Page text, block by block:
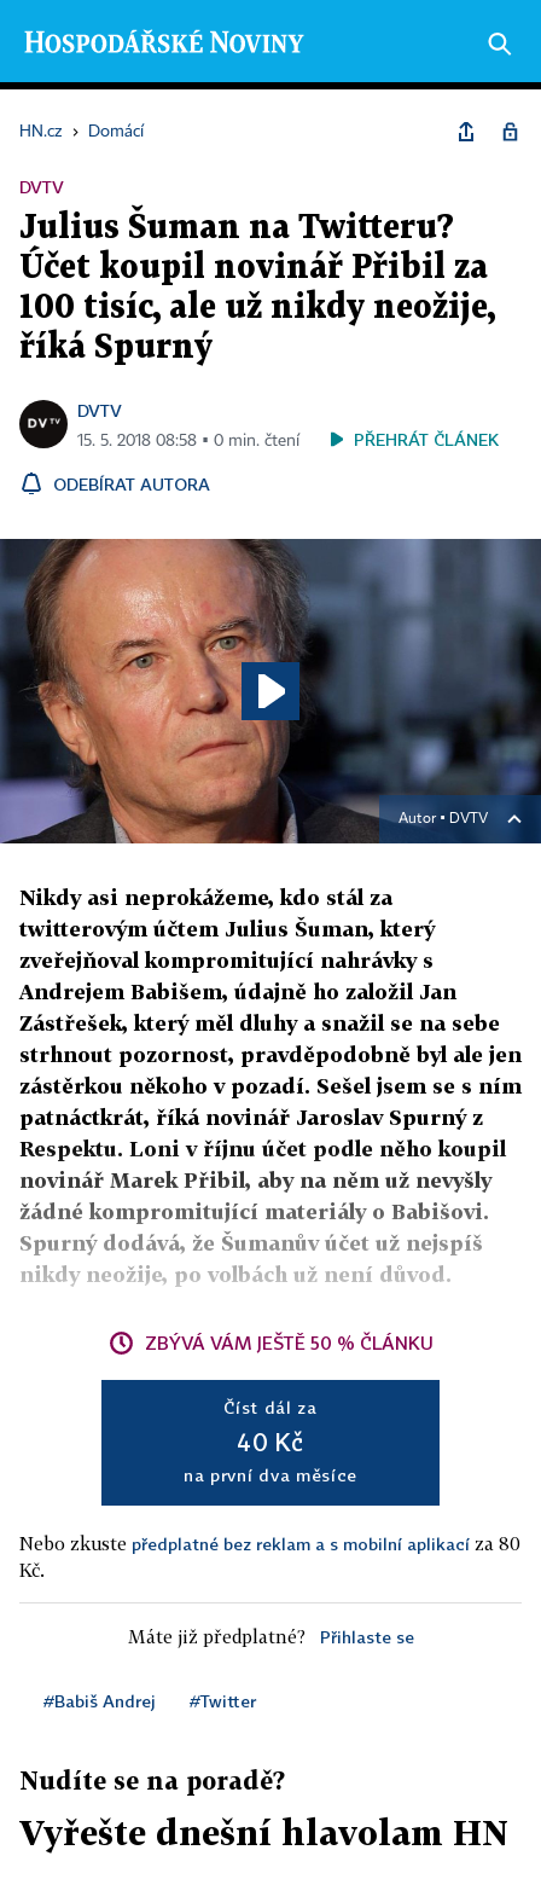
HN.cz › Domácí
DVTV
Julius Šuman na Twitteru?
Účet koupil novinář Přibil za
100 tisíc, ale už nikdy neožije,
říká Spurný
DVTV
15. 5. 2018 08:58 ▪ 0 min. čtení PŘEHRÁT ČLÁNEK
ODEBÍRAT AUTORA
Autor ▪ DVTV
Nikdy asi neprokážeme, kdo stál za
twitterovým účtem Julius Šuman, který
zveřejňoval kompromitující nahrávky s
Andrejem Babišem, údajně ho založil Jan
Zástřešek, který měl dluhy a snažil se na sebe
strhnout pozornost, pravděpodobně byl ale jen
zástěrkou někoho v pozadí. Sešel jsem se s ním
patnáctkrát, říká novinář Jaroslav Spurný z
Respektu. Loni v říjnu účet podle něho koupil
novinář Marek Přibil, aby na něm už nevyšly
žádné kompromitující materiály o Babišovi.
Spurný dodává, že Šumanův účet už nejspíš
nikdy neožije, po volbách už není důvod.
ZBÝVÁ VÁM JEŠTĚ 50 % ČLÁNKU
Číst dál za
40 Kč
na první dva měsíce
Nebo zkuste předplatné bez reklam a s mobilní aplikací za 80
Kč.
Máte již předplatné? Přihlaste se
#Babiš Andrej #Twitter
Nudíte se na poradě?
Vyřešte dnešní hlavolam HN